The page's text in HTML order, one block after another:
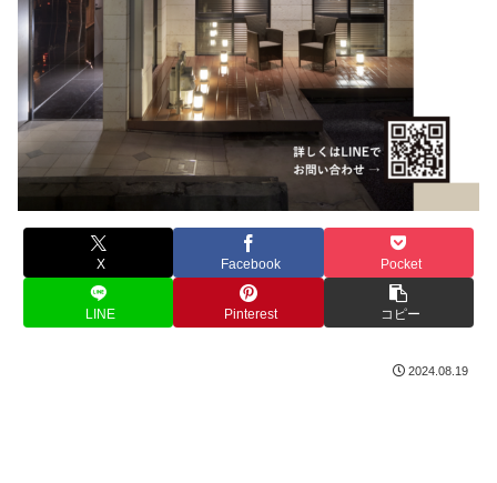
X Facebook Pocket
LINE Pinterest コピー
2024.08.19